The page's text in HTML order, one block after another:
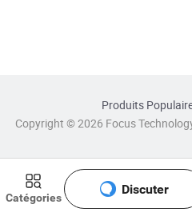
Catégories
Discuter
Produits
Copyright © 2026 Focus